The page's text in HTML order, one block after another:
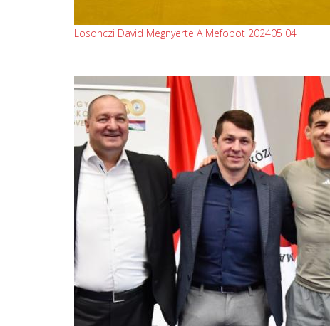
Losonczi David Megnyerte A Mefobot 202405 04